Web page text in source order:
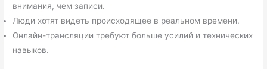
внимания, чем записи.
Люди хотят видеть происходящее в реальном времени.
Онлайн-трансляции требуют больше усилий и технических
навыков.